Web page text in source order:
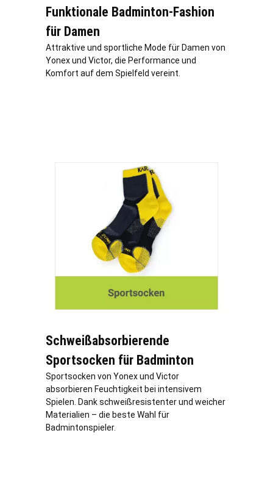
Funktionale Badminton-Fashion
für Damen
Attraktive und sportliche Mode für Damen von
Yonex und Victor, die Performance und
Komfort auf dem Spielfeld vereint.
Schweißabsorbierende
Sportsocken für Badminton
Sportsocken von Yonex und Victor
absorbieren Feuchtigkeit bei intensivem
Spielen. Dank schweißresistenter und weicher
Materialien – die beste Wahl für
Badmintonspieler.